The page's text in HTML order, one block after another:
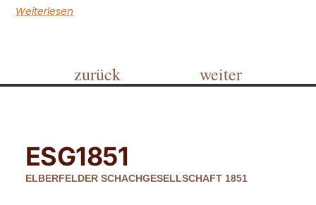
Weiterlesen
zurück weiter
ESG1851
ELBERFELDER SCHACHGESELLSCHAFT 1851